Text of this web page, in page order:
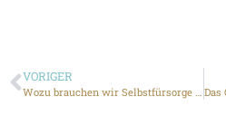
VORIGER